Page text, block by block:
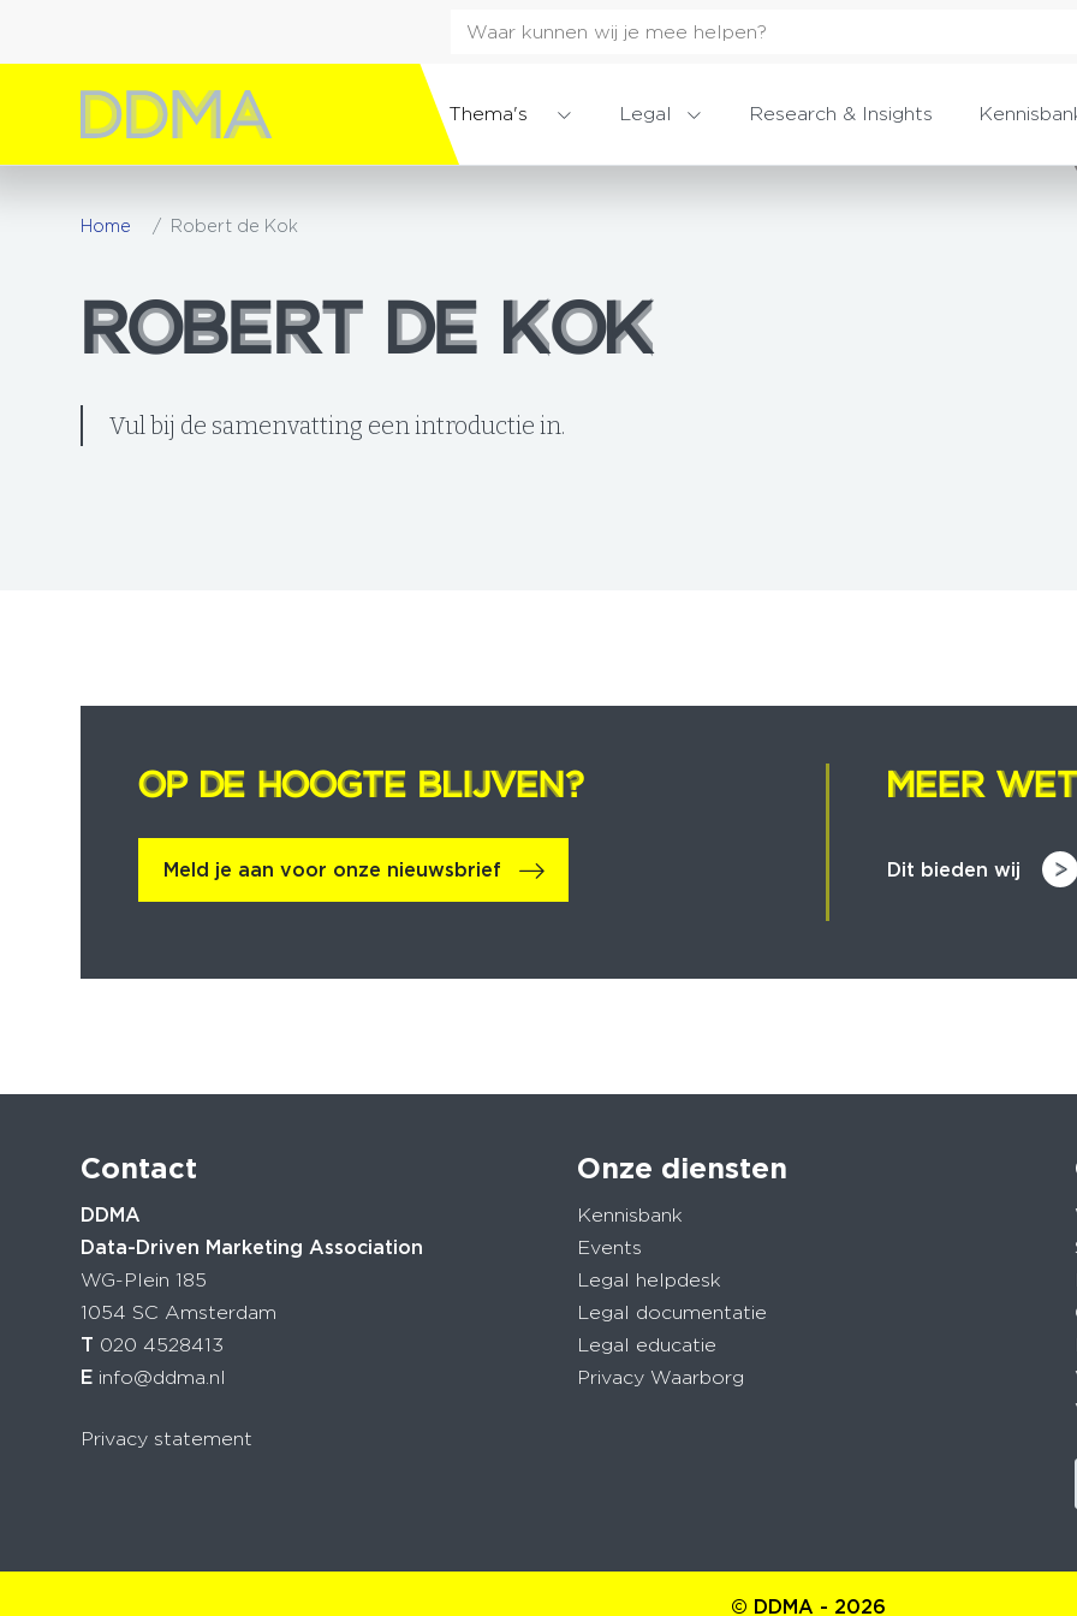
Thema's Legal Research & Insights
Home Robert de Kok
ROBERT DE KOK
ROBERT DE KOK
Vul bij de samenvatting een introductie in.
OP DE HOOGTE BLIJVEN?
OP DE HOOGTE BLIJVEN?
Meld je aan voor onze nieuwsbrief
MEER
MEER
Dit bieden wij
Contact
DDMA
Data-Driven Marketing Association
WG-Plein 185
1054 SC Amsterdam
T 020 4528413
E info@ddma.nl
Privacy statement
Onze diensten
Kennisbank
Events
Legal helpdesk
Legal documentatie
Legal educatie
Privacy Waarborg
© DDMA - 2026